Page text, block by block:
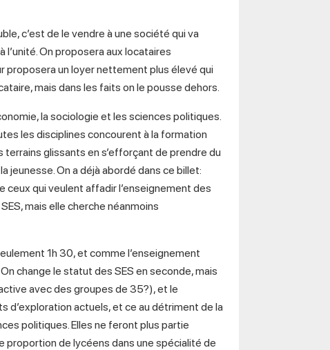
c’est de le vendre à une société qui va
On proposera aux locataires
proposera un loyer nettement plus élevé qui
mais dans les faits on le pousse dehors.
la sociologie et les sciences politiques.
les disciplines concourent à la formation
glissants en s’efforçant de prendre du
jeunesse. On a déjà abordé dans ce billet:
ceux qui veulent affadir l’enseignement des
mais elle cherche néanmoins
1h 30, et comme l’enseignement
change le statut des SES en seconde, mais
avec des groupes de 35?), et le
actuels, et ce au détriment de la
politiques. Elles ne feront plus partie
proportion de lycéens dans une spécialité de